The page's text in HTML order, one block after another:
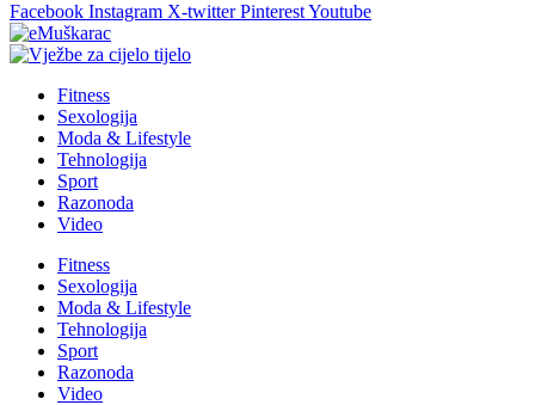
Facebook Instagram X-twitter PinterestYoutube
Fitness
Sexologija
Moda & Lifestyle
Tehnologija
Sport
Razonoda
Video
Fitness
Sexologija
Moda & Lifestyle
Tehnologija
Sport
Razonoda
Video